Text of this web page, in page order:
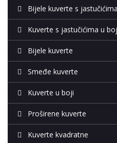
Bijele kuverte s jastučićima
Kuverte s jastučićima u
Bijele kuverte
Smeđe kuverte
Kuverte u boji
Proširene kuverte
Kuverte kvadratne